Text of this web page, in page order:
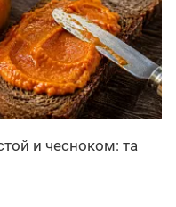
и чесноком: та